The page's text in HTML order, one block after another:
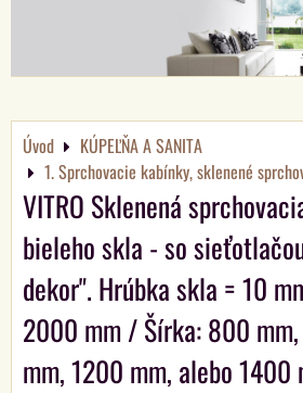
Úvod
KÚPEĽŇA A SANITA
1. Sprchovacie kabínky, sklenené
VITRO Sklenená
bieleho skla - so
dekor". Hrúbka skla = 10
2000 mm / Šírka: 800
mm, 1200 mm, alebo 1400